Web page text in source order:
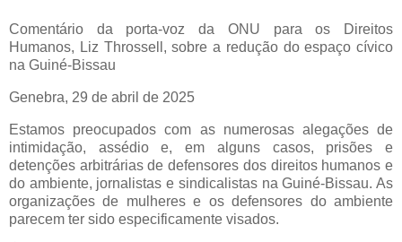
Comentário da porta-voz da ONU para os Direitos
Humanos, Liz Throssell, sobre a redução do espaço cívico
na Guiné-Bissau
Genebra, 29 de abril de 2025
Estamos preocupados com as numerosas alegações de
intimidação, assédio e, em alguns casos, prisões e
detenções arbitrárias de defensores dos direitos humanos e
do ambiente, jornalistas e sindicalistas na Guiné-Bissau. As
organizações de mulheres e os defensores do ambiente
parecem ter sido especificamente visados.